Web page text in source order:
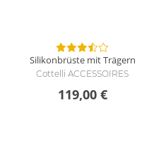
Silikonbrüste mit Trägern
Cottelli ACCESSOIRES
119,00 €